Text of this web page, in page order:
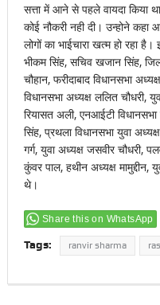
सत्ता में आने से पहले वायदा किया
कोई नौकरी नही दी। उन्होने
लोगों का भाईचारा खत्म हो रहा
भीकम सिंह, सचिव खजान सिंह,
चौहान, फरीदाबाद विधानसभा
विधानसभा अध्यक्ष ललित चौधरी,
रियासत अली, एनआईटी
सिंह, प्रथला विधानसभा युवा
गर्ग, युवा अध्यक्ष जसवीर चौधरी,
कुंवर पाल, हथीन अध्यक्ष मामुद्दीन,
थे।
Share this on WhatsApp
Tags: ranvir sharma